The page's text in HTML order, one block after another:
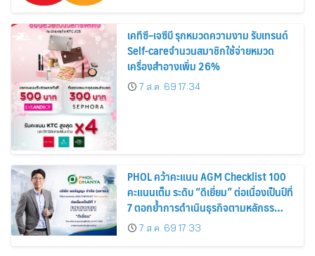
เคทีซี–เจซีบี รุกหมวดความงาม รับเทรนด์
Self-careจำนวนสมาชิกใช้จ่ายหมวด
เครื่องสำอางเพิ่ม 26%
7 ส.ค. 69 17:34
PHOL คว้าคะแนน AGM Checklist 100
คะแนนเต็ม ระดับ “ดีเยี่ยม” ต่อเนื่องเป็นปีที่
7 ตอกย้ำการดำเนินธุรกิจตามหลักธร
รมาภิบาล โปร่งใส สร้างความเชื่อมั่นผู้ถือ
หุ้น
7 ส.ค. 69 17:33